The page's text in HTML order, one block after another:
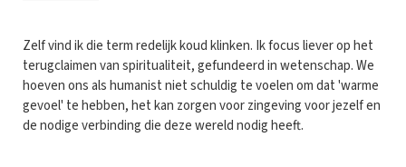
Zelf vind ik die term redelijk koud klinken. Ik focus liever op het
terugclaimen van spiritualiteit, gefundeerd in wetenschap. We
hoeven ons als humanist niet schuldig te voelen om dat 'warme
gevoel' te hebben, het kan zorgen voor zingeving voor jezelf en
de nodige verbinding die deze wereld nodig heeft.